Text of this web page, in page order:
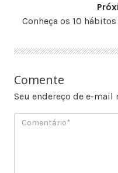
Conheça os 10
Comente
Seu endereço de e-mail